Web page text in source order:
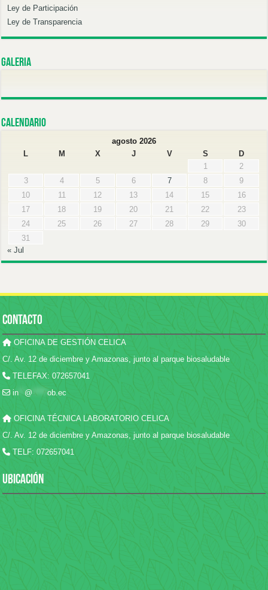
Ley de Participación
Ley de Transparencia
Galeria
Calendario
agosto 2026
L
M X J V S
D
1
2
3
4 5 6 7 8
9
10
11 12 13 14 15
16
17
18 19 20 21 22
23
24
25 26 27 28 29
30
31
« Jul
CONTACTO
OFICINA DE GESTIÓN CELICA
C/. Av. 12 de diciembre y Amazonas, junto al parque biosaludable
TELEFAX: 072657041
in
@ *****ob.ec
OFICINA TÉCNICA LABORATORIO CELICA
C/. Av. 12 de diciembre y Amazonas, junto al parque biosaludable
TELF: 072657041
UBICACIÓN